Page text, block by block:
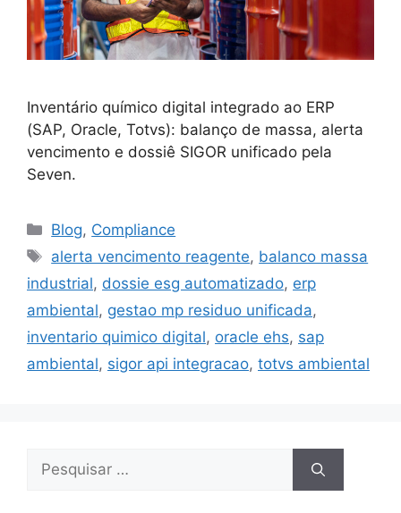
Inventário químico digital integrado ao ERP
(SAP, Oracle, Totvs): balanço de massa, alerta
vencimento e dossiê SIGOR unificado pela
Seven.
Blog, Compliance
alerta vencimento reagente, balanco massa
industrial, dossie esg automatizado, erp
ambiental, gestao mp residuo unificada,
inventario quimico digital, oracle ehs, sap
ambiental, sigor api integracao, totvs ambiental